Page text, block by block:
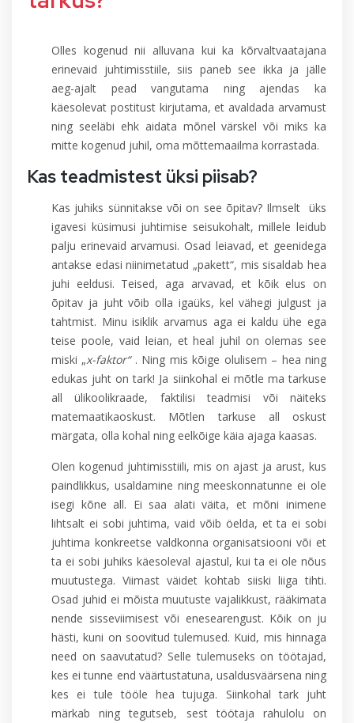
Olles kogenud nii alluvana kui ka kõrvaltvaatajana
erinevaid juhtimisstiile, siis paneb see ikka ja jälle
aeg-ajalt pead vangutama ning ajendas ka
käesolevat postitust kirjutama, et avaldada arvamust
ning seeläbi ehk aidata mõnel värskel või miks ka
mitte kogenud juhil, oma mõttemaailma korrastada.
Kas teadmistest üksi piisab?
Kas juhiks sünnitakse või on see õpitav? Ilmselt üks
igavesi küsimusi juhtimise seisukohalt, millele leidub
palju erinevaid arvamusi. Osad leiavad, et geenidega
antakse edasi niinimetatud „pakett“, mis sisaldab hea
juhi eeldusi. Teised, aga arvavad, et kõik elus on
õpitav ja juht võib olla igaüks, kel vähegi julgust ja
tahtmist. Minu isiklik arvamus aga ei kaldu ühe ega
teise poole, vaid leian, et heal juhil on olemas see
miski „x-faktor“. Ning mis kõige olulisem – hea ning
edukas juht on tark! Ja siinkohal ei mõtle ma tarkuse
all ülikoolikraade, faktilisi teadmisi või näiteks
matemaatikaoskust. Mõtlen tarkuse all oskust
märgata, olla kohal ning eelkõige käia ajaga kaasas.
Olen kogenud juhtimisstiili, mis on ajast ja arust, kus
paindlikkus, usaldamine ning meeskonnatunne ei ole
isegi kõne all. Ei saa alati väita, et mõni inimene
lihtsalt ei sobi juhtima, vaid võib öelda, et ta ei sobi
juhtima konkreetse valdkonna organisatsiooni või et
ta ei sobi juhiks käesoleval ajastul, kui ta ei ole nõus
muutustega. Viimast väidet kohtab siiski liiga tihti.
Osad juhid ei mõista muutuste vajalikkust, rääkimata
nende sisseviimisest või enesearengust. Kõik on ju
hästi, kuni on soovitud tulemused. Kuid, mis hinnaga
need on saavutatud? Selle tulemuseks on töötajad,
kes ei tunne end väärtustatuna, usaldusväärsena ning
kes ei tule tööle hea tujuga. Siinkohal tark juht
märkab ning tegutseb, sest töötaja rahulolu on